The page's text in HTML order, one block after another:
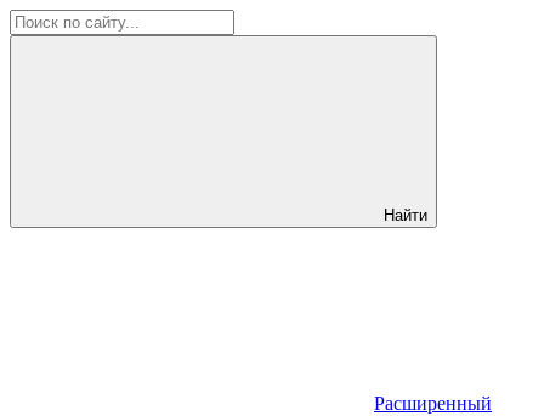
Найти
Расширенный